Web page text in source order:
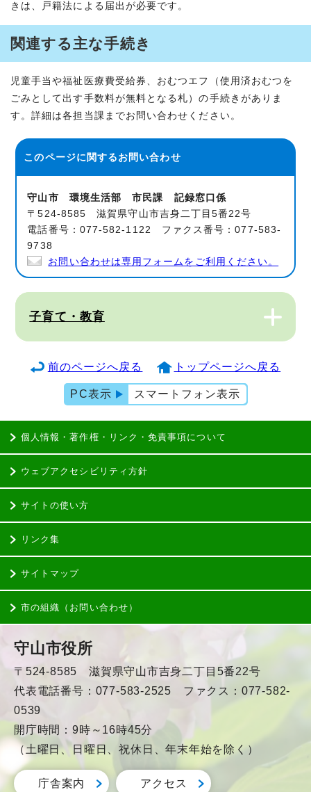
きは、戸籍法による届出が必要です。
関連する主な手続き
児童手当や福祉医療費受給券、おむつエフ（使用済おむつを
ごみとして出す手数料が無料となる札）の手続きがありま
す。詳細は各担当課までお問い合わせください。
このページに関するお問い合わせ
守山市 環境生活部 市民課 記録窓口係
〒524-8585 滋賀県守山市吉身二丁目5番22号
電話番号：077-582-1122 ファクス番号：077-583-
9738
お問い合わせは専用フォームをご利用ください。
子育て・教育
前のページへ戻る トップページへ戻る
PC表示 スマートフォン表示
個人情報・著作権・リンク・免責事項について
ウェブアクセシビリティ方針
サイトの使い方
リンク集
サイトマップ
市の組織（お問い合わせ）
守山市役所
〒524-8585 滋賀県守山市吉身二丁目5番22号
代表電話番号：077-583-2525 ファクス：077-582-
0539
開庁時間：9時～16時45分
（土曜日、日曜日、祝休日、年末年始を除く）
庁舎案内 アクセス